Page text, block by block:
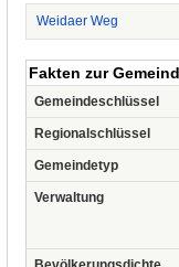
Weidaer Weg
Fakten zur
Gemeindeschlüssel
Regionalschlüssel
Gemeindetyp
Verwaltung